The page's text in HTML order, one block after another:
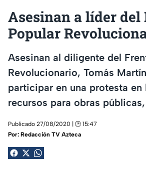
Asesinan a líder del
Popular
Asesinan al diligente del
Revolucionario, Tomás
participar en una protesta en
recursos para obras
Publicado 27/08/2020 | 🕑 15:47
Por: Redacción TV Azteca